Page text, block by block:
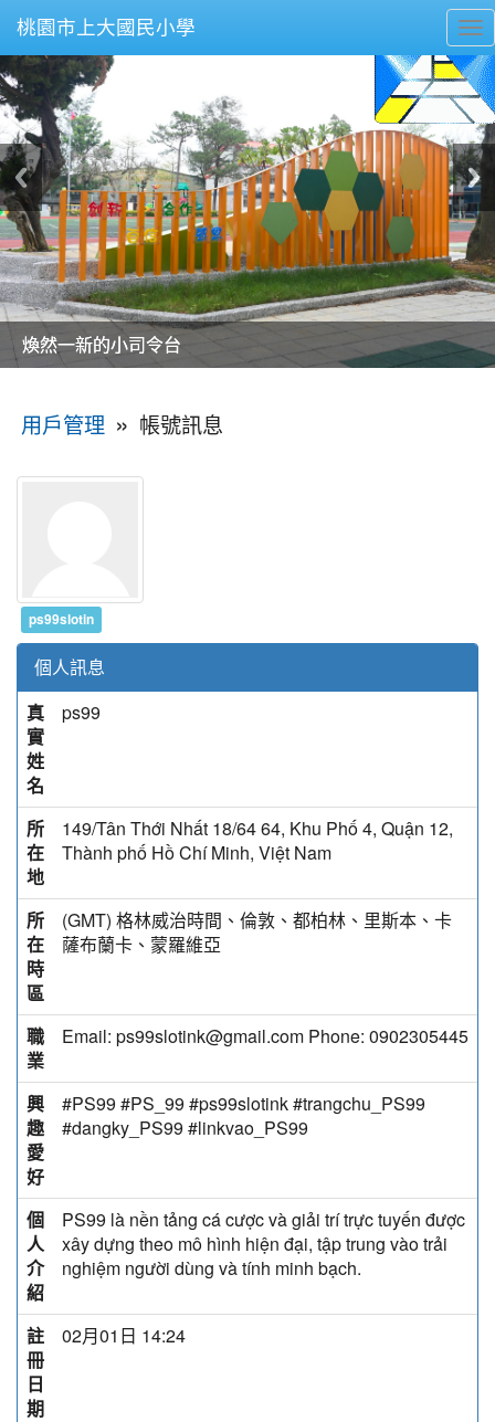
桃園市上大國民小學
美麗的操場是我們活力的來源
美麗的操場是我們活力的來源
煥然一新的小司令台
煥然一新的小司令台
富含桃園埤塘田園風光意象的中廊
富含桃園埤塘田園風光意象的中廊
嶄新的中庭廣場
嶄新的中庭廣場
水生池生生不息
水生池生生不息
用戶管理 » 帳號訊息
ps99slotin
個人訊息
真
實
姓
名
ps99
所
在
地
149/Tân Thới Nhất 18/64 64, Khu Phố 4, Quận 12,
Thành phố Hồ Chí Minh, Việt Nam
所
在
時
區
(GMT) 格林威治時間、倫敦、都柏林、里斯本、卡
薩布蘭卡、蒙羅維亞
職
業
Email: ps99slotink@gmail.com Phone: 0902305445
興
趣
愛
好
#PS99 #PS_99 #ps99slotink #trangchu_PS99
#dangky_PS99 #linkvao_PS99
個
人
介
紹
PS99 là nền tảng cá cược và giải trí trực tuyến được
xây dựng theo mô hình hiện đại, tập trung vào trải
nghiệm người dùng và tính minh bạch.
註
冊
日
期
02月01日 14:24